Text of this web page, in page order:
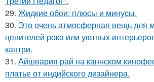
29. Жидкиe обои: плюсы и минуcы.
30. Это очень атмосферная вещь для
ценителей рока или уютных
кантри.
31. Айшвария рай на каннском
платье от индийского дизайнера.